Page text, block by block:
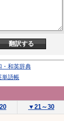
和英辞典
単語帳
▼ 21～30